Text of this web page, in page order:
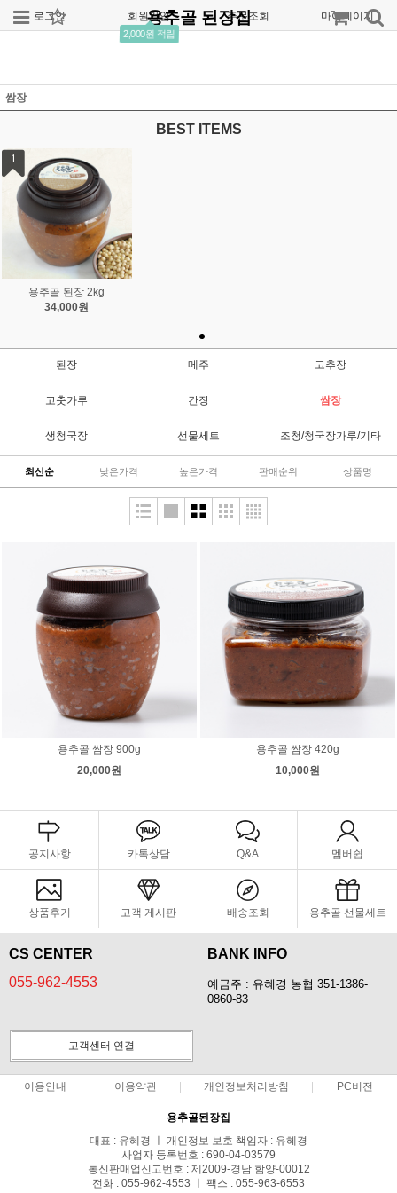
로그인 회원가입
2,000원 적립
주문조회 마이페이지
용추골 된장집
쌈장
BEST ITEMS
1
용추골 된장 2kg
34,000원
된장 메주 고추장
고춧가루 간장 쌈장
생청국장 선물세트 조청/청국장가루/기타
최신순 낮은가격 높은가격 판매순위 상품명
용추골 쌈장 900g
20,000원
용추골 쌈장 420g
10,000원
공지사항 카톡상담 Q&A 멤버쉽
상품후기 고객 게시판 배송조회 용추골 선물세트
CS CENTER
055-962-4553
BANK INFO
예금주 : 유혜경 농협 351-1386-
0860-83
고객센터 연결
이용안내 이용약관 개인정보처리방침 PC버전
용추골된장집
대표 : 유혜경 ㅣ 개인정보 보호 책임자 : 유혜경
사업자 등록번호 : 690-04-03579
통신판매업신고번호 : 제2009-경남 함양-00012
전화 : 055-962-4553 ㅣ 팩스 : 055-963-6553